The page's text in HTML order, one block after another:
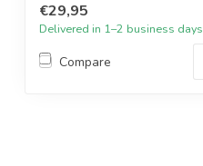
€29,95
Delivered in 1–2 business days
Compare